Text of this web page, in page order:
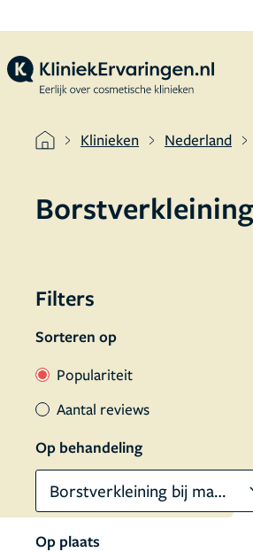
Klinieken Nederland
Filters
Sorteren op
Populariteit
Aantal reviews
Op behandeling
Borstverkleining bij mannen
Op plaats